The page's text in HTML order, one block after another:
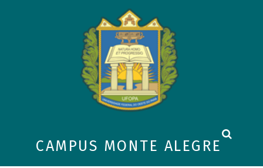
CAMPUS MONTE ALEGRE